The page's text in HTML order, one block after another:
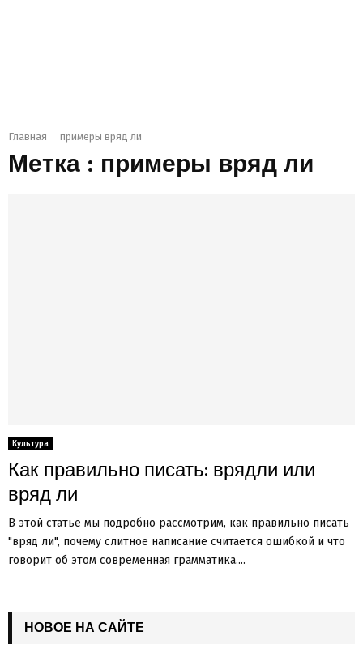
Главная примеры вряд ли
Метка : примеры вряд ли
Культура
Как правильно писать: врядли или
вряд ли
В этой статье мы подробно рассмотрим, как правильно писать
"вряд ли", почему слитное написание считается ошибкой и что
говорит об этом современная грамматика....
НОВОЕ НА САЙТЕ